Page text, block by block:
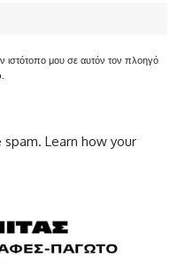
ιστότοπο μου σε αυτόν τον πλοηγό
spam. Learn how your